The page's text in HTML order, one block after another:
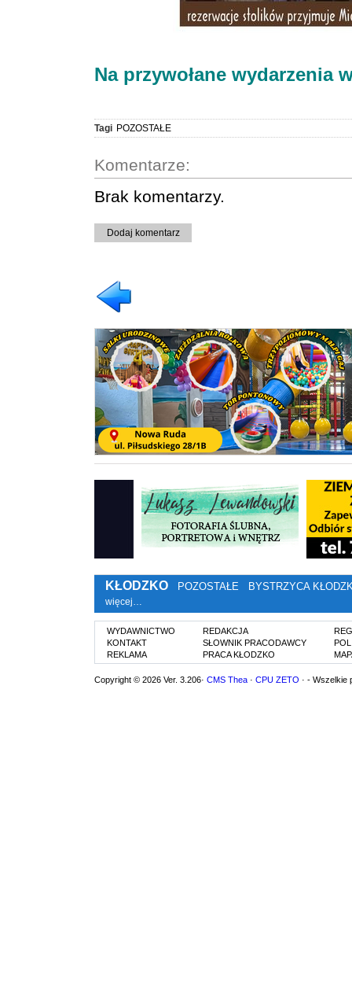
Na przywołane wydarzenia
Tagi POZOSTAŁE
Komentarze:
Brak komentarzy.
Dodaj komentarz
KŁODZKO POZOSTAŁE BYSTRZYCA
więcej…
WYDAWNICTWO
KONTAKT
REKLAMA
REDAKCJA
SŁOWNIK PRACODAWCY
PRACA KŁODZKO
Copyright © 2026 Ver. 3.206· CMS Thea · CPU ZETO · - Wszelkie